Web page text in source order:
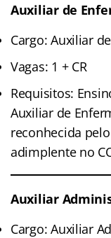
Auxiliar de
Cargo: Auxiliar
Vagas: 1 + CR
Requisitos:
Auxiliar de
reconhecida
adimplente no
Auxiliar
Cargo: Auxiliar